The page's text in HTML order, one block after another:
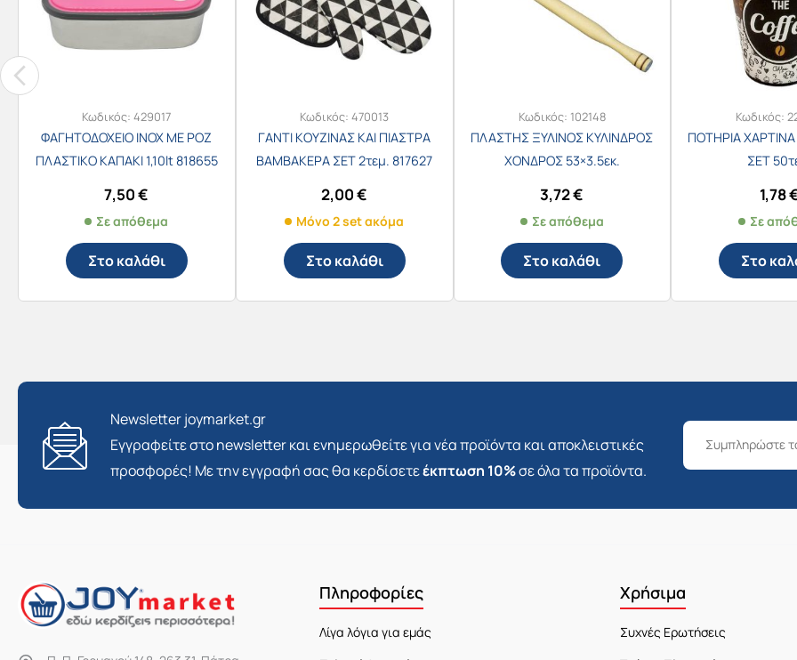
Κωδικός:429017
ΦΑΓΗΤΟΔΟΧΕΙΟ INOX ΜΕ ΡΟΖ
ΠΛΑΣΤΙΚΟ ΚΑΠΑΚΙ 1,10lt 818655
7,50€
Σε απόθεμα
Στο καλάθι
Κωδικός:470013
ΓΑΝΤΙ ΚΟΥΖΙΝΑΣ ΚΑΙ ΠΙΑΣΤΡΑ
ΒΑΜΒΑΚΕΡΑ ΣΕΤ 2τεμ. 817627
2,00€
Μόνο 2 set ακόμα
Στο καλάθι
Κωδικός: 102148
ΠΛΑΣΤΗΣ ΞΥΛΙΝΟΣ ΚΥΛΙΝΔΡΟΣ
ΧΟΝΔΡΟΣ 53×3.5εκ.
3,72€
Σε απόθεμα
Στο καλάθι
Κωδικός:
ΠΟΤΗΡΙΑ ΧΑΡΤΙΝΑ
ΣΕΤ
1,78
Σε
Στο
Newsletter joymarket.gr
Εγγραφείτε στο newsletter και ενημερωθείτε για νέα προϊόντα και αποκλειστικές
προσφορές! Με την εγγραφή σας θα κερδίσετεέκπτωση 10%σε όλα τα προϊόντα.
Πληροφορίες
Λίγα λόγια για εμάς
Χρήσιμα
Συχνές Ερωτήσεις